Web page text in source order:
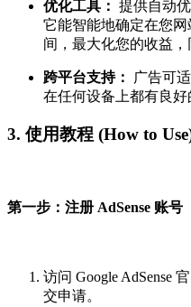
优化工具： 提供自动
它能智能地确定在您
间，最大化您的收益，
跨平台支持：
广告可
在任何设备上都有良好
3. 使用教程 (How to
第一步：注册 AdSense 账号
访问 Google AdSense
交申请。